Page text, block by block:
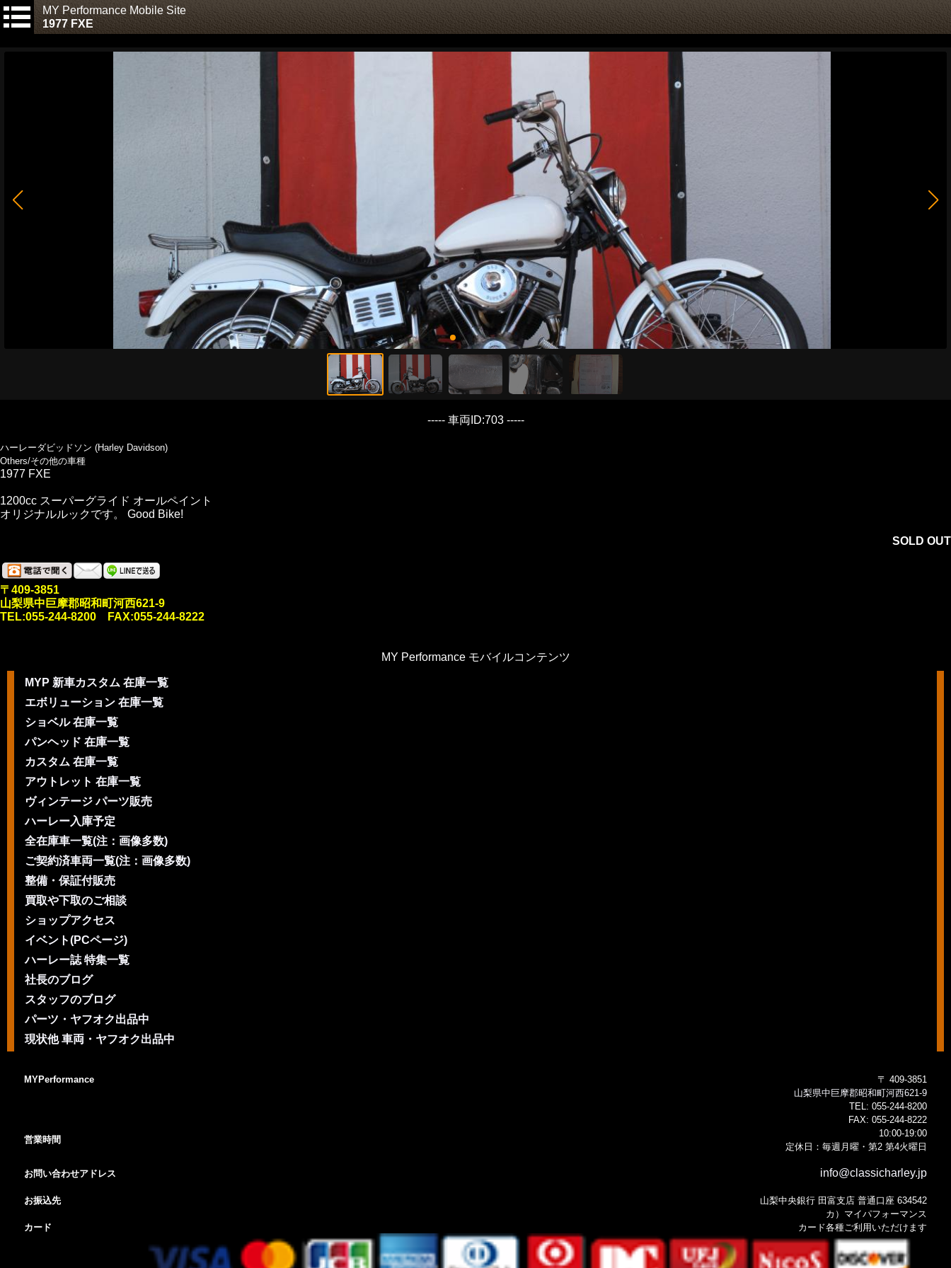
MY Performance Mobile Site
1977 FXE
----- 車両ID:703 -----
ハーレーダビッドソン (Harley Davidson)
Others/その他の車種
1977 FXE
1200cc スーパーグライド オールペイント
オリジナルルックです。 Good Bike!
SOLD OUT
〒409-3851
山梨県中巨摩郡昭和町河西621-9
TEL:055-244-8200 FAX:055-244-8222
MY Performance モバイルコンテンツ
MYP 新車カスタム 在庫一覧
エボリューション 在庫一覧
ショベル 在庫一覧
パンヘッド 在庫一覧
カスタム 在庫一覧
アウトレット 在庫一覧
ヴィンテージ パーツ販売
ハーレー入庫予定
全在庫車一覧(注：画像多数)
ご契約済車両一覧(注：画像多数)
整備・保証付販売
買取や下取のご相談
ショップアクセス
イベント(PCページ)
ハーレー誌 特集一覧
社長のブログ
スタッフのブログ
パーツ・ヤフオク出品中
現状他 車両・ヤフオク出品中
MYPerformance
〒 409-3851
山梨県中巨摩郡昭和町河西621-9
TEL: 055-244-8200
FAX: 055-244-8222
営業時間
10:00-19:00
定休日：毎週月曜・第2 第4火曜日
お問い合わせアドレス info@classicharley.jp
お振込先
山梨中央銀行 田富支店 普通口座 634542
カ）マイパフォーマンス
カード
カード各種ご利用いただけます